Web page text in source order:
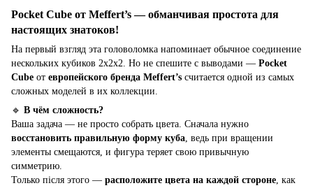
Pocket Cube от Meffert’s — обманчивая простота для
настоящих знатоков!
На первый взгляд эта головоломка напоминает обычное соединение
нескольких кубиков 2x2x2. Но не спешите с выводами — Pocket
Cube от европейского бренда Meffert’s считается одной из самых
сложных моделей в их коллекции.
🔹 В чём сложность?
Ваша задача — не просто собрать цвета. Сначала нужно
восстановить правильную форму куба, ведь при вращении
элементы смещаются, и фигура теряет свою привычную
симметрию.
Только після этого — расположите цвета на каждой стороне, как